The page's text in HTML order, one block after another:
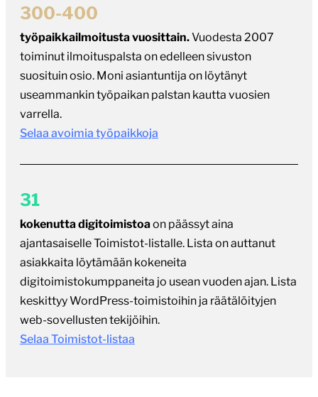
300-400
työpaikkailmoitusta vuosittain.Vuodesta 2007
toiminut ilmoituspalsta on edelleen sivuston
suosituin osio. Moni asiantuntija on löytänyt
useammankin työpaikan palstan kautta vuosien
varrella.
Selaa avoimia työpaikkoja
31
kokenutta digitoimistoaon päässyt aina
ajantasaiselle Toimistot-listalle. Lista on auttanut
asiakkaita löytämään kokeneita
digitoimistokumppaneita jo usean vuoden ajan. Lista
keskittyy WordPress-toimistoihin ja räätälöityjen
web-sovellusten tekijöihin.
Selaa Toimistot-listaa